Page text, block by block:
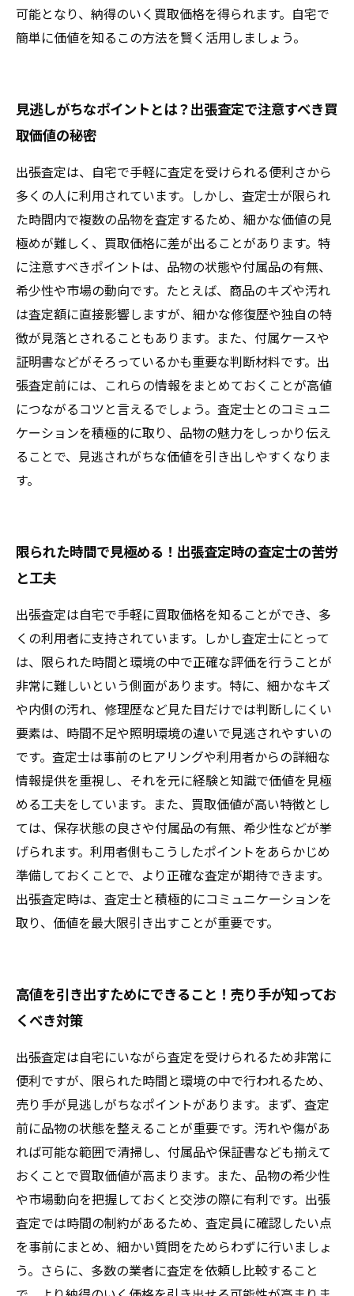
可能となり、納得のいく買取価格を得られます。自宅で
簡単に価値を知るこの方法を賢く活用しましょう。
見逃しがちなポイントとは？出張査定で注意すべき買
取価値の秘密
出張査定は、自宅で手軽に査定を受けられる便利さから
多くの人に利用されています。しかし、査定士が限られ
た時間内で複数の品物を査定するため、細かな価値の見
極めが難しく、買取価格に差が出ることがあります。特
に注意すべきポイントは、品物の状態や付属品の有無、
希少性や市場の動向です。たとえば、商品のキズや汚れ
は査定額に直接影響しますが、細かな修復歴や独自の特
徴が見落とされることもあります。また、付属ケースや
証明書などがそろっているかも重要な判断材料です。出
張査定前には、これらの情報をまとめておくことが高値
につながるコツと言えるでしょう。査定士とのコミュニ
ケーションを積極的に取り、品物の魅力をしっかり伝え
ることで、見逃されがちな価値を引き出しやすくなりま
す。
限られた時間で見極める！出張査定時の査定士の苦労
と工夫
出張査定は自宅で手軽に買取価格を知ることができ、多
くの利用者に支持されています。しかし査定士にとって
は、限られた時間と環境の中で正確な評価を行うことが
非常に難しいという側面があります。特に、細かなキズ
や内側の汚れ、修理歴など見た目だけでは判断しにくい
要素は、時間不足や照明環境の違いで見逃されやすいの
です。査定士は事前のヒアリングや利用者からの詳細な
情報提供を重視し、それを元に経験と知識で価値を見極
める工夫をしています。また、買取価値が高い特徴とし
ては、保存状態の良さや付属品の有無、希少性などが挙
げられます。利用者側もこうしたポイントをあらかじめ
準備しておくことで、より正確な査定が期待できます。
出張査定時は、査定士と積極的にコミュニケーションを
取り、価値を最大限引き出すことが重要です。
高値を引き出すためにできること！売り手が知ってお
くべき対策
出張査定は自宅にいながら査定を受けられるため非常に
便利ですが、限られた時間と環境の中で行われるため、
売り手が見逃しがちなポイントがあります。まず、査定
前に品物の状態を整えることが重要です。汚れや傷があ
れば可能な範囲で清掃し、付属品や保証書なども揃えて
おくことで買取価値が高まります。また、品物の希少性
や市場動向を把握しておくと交渉の際に有利です。出張
査定では時間の制約があるため、査定員に確認したい点
を事前にまとめ、細かい質問をためらわずに行いましょ
う。さらに、多数の業者に査定を依頼し比較すること